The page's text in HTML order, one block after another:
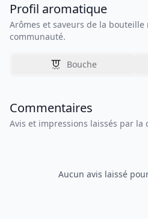
Profil aromatique
Arômes et saveurs de la bouteille
communauté.
Bouche
Commentaires
Avis et impressions laissés par la
Aucun avis laissé